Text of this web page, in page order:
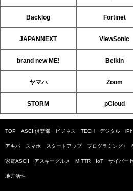
Backlog Fortinet
JAPANNEXT ViewSonic
brand new ME! Belkin
ヤマハ Zoom
STORM pCloud
TOP ASCII倶楽部 ビジネス TECH デジタル
アキバ スマホ スタートアップ プログラミング+
家電ASCII アスキーグルメ MITTR IoT サイバー
地方活性